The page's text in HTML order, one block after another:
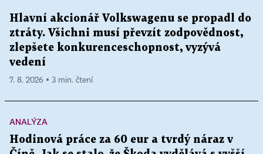
Hlavní akcionář Volkswagenu se propadl do
ztráty. Všichni musí převzít zodpovědnost,
zlepšete konkurenceschopnost, vyzývá
vedení
7. 8. 2026 ▪ 3 min. čtení
ANALÝZA
Hodinová práce za 60 eur a tvrdý náraz v